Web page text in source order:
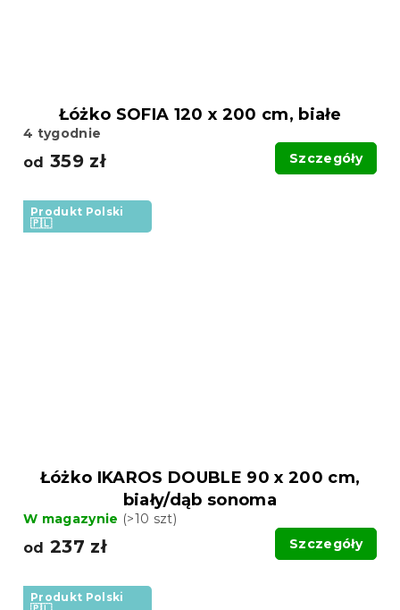
Łóżko SOFIA 120 x 200 cm, białe
4 tygodnie
od 359 zł Szczegóły
Produkt Polski
🇵🇱
Łóżko IKAROS DOUBLE 90 x 200 cm,
biały/dąb sonoma
W magazynie (>10 szt)
od 237 zł Szczegóły
Produkt Polski